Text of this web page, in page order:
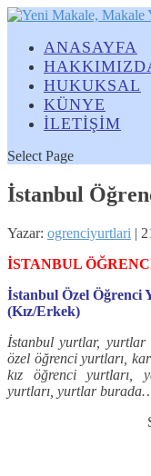
ANASAYFA
HUKUKSAL
KÜNYE
İLETİŞİM
Select Page
İstanbul
Yazar: ogrenciyurtlari |
İSTANBUL
İstanbul Özel Öğrenci
(Kız/Erkek)
İstanbul yurtlar, yurtlar
özel öğrenci yurtları,
kız öğrenci yurtları,
yurtları, yurtlar